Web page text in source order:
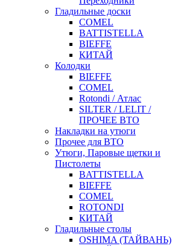
Гладильные доски
COMEL
BATTISTELLA
BIEFFE
КИТАЙ
Колодки
BIEFFE
COMEL
Rotondi / Атлас
SILTER / LELIT /
ПРОЧЕЕ ВТО
Накладки на утюги
Прочее для ВТО
Утюги, Паровые щетки и
Пистолеты
BATTISTELLA
BIEFFE
COMEL
ROTONDI
КИТАЙ
Гладильные столы
OSHIMA (ТАЙВАНЬ)